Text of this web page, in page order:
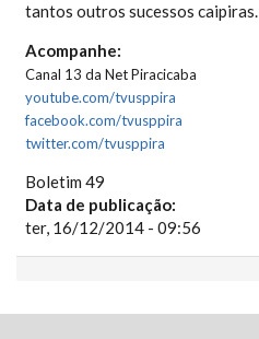
tantos outros sucessos caipiras.
Acompanhe:
Canal 13 da Net Piracicaba
youtube.com/tvusppira
facebook.com/tvusppira
twitter.com/tvusppira
Boletim 49
Data de publicação:
ter, 16/12/2014 - 09:56